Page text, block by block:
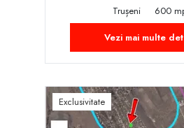
Trușeni
600
Vezi mai multe
Exclusivitate